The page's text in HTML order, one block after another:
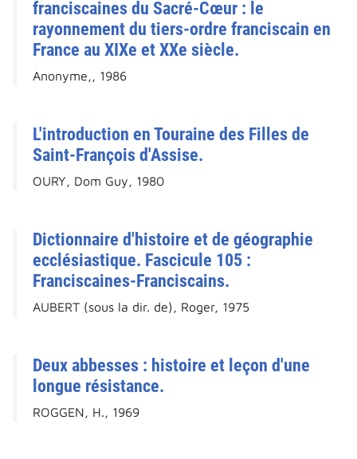
franciscaines du Sacré-Cœur : le
rayonnement du tiers-ordre franciscain en
France au XIXe et XXe siècle.
Anonyme,, 1986
L'introduction en Touraine des Filles de
Saint-François d'Assise.
OURY, Dom Guy, 1980
Dictionnaire d'histoire et de géographie
ecclésiastique. Fascicule 105 :
Franciscaines-Franciscains.
AUBERT (sous la dir. de), Roger, 1975
Deux abbesses : histoire et leçon d'une
longue résistance.
ROGGEN, H., 1969